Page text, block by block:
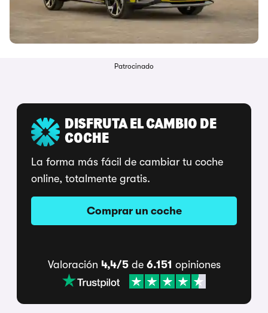
Patrocinado
DISFRUTA EL CAMBIO DE
COCHE
La forma más fácil de cambiar tu coche
online, totalmente gratis.
Comprar un coche
Valoración 4,4/5de 6.151 opiniones